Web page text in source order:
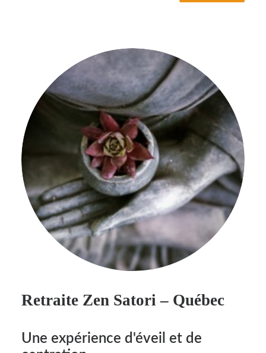
Retraite Zen Satori – Québec
Une expérience d'éveil et de